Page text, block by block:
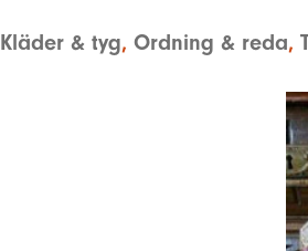
Kläder & tyg, Ordning & reda,